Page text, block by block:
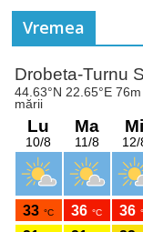
Vremea